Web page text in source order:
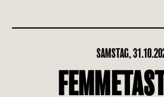
SAMSTAG,